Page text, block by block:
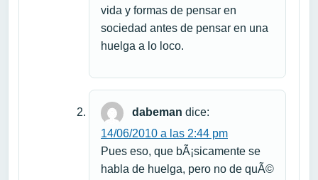
vida y formas de pensar en
sociedad antes de pensar en una
huelga a lo loco.
dabeman dice:
14/06/2010 a las 2:44 pm
Pues eso, que bÃ¡sicamente se
habla de huelga, pero no de quÃ©